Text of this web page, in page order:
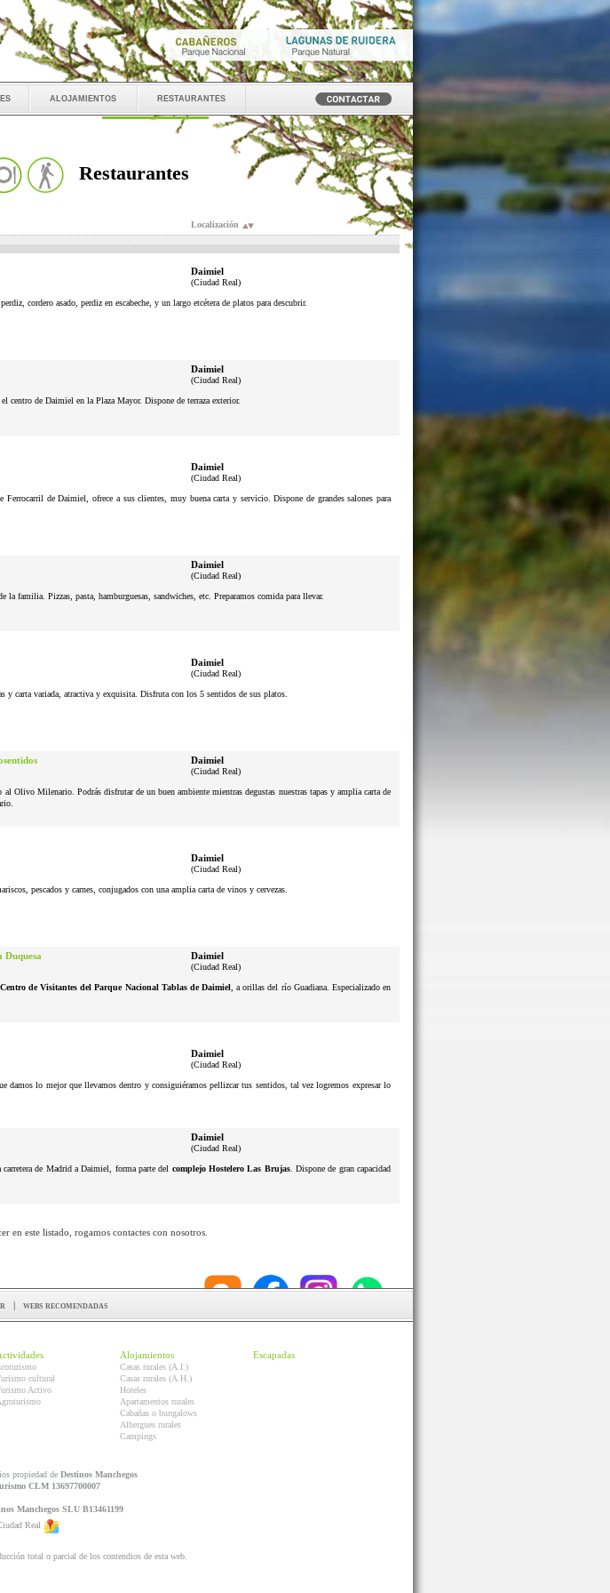
alojamientos restaurantes
Restaurantes
Localización
Daimiel
(Ciudad Real)
cordero asado, perdiz en escabeche, y un largo etcétera de platos para descubrir.
Daimiel
(Ciudad Real)
centro de Daimiel en la Plaza Mayor. Dispone de terraza exterior.
Daimiel
(Ciudad Real)
Ferrocarril de Daimiel, ofrece a sus clientes, muy buena carta y servicio. Dispone de grandes salones para
Daimiel
(Ciudad Real)
la familia. Pizzas, pasta, hamburguesas, sandwiches, etc. Preparamos comida para llevar.
Daimiel
(Ciudad Real)
y carta variada, atractiva y exquisita. Disfruta con los 5 sentidos de sus platos.
Daimiel
(Ciudad Real)
Olivo Milenario. Podrás disfrutar de un buen ambiente mientras degustas nuestras tapas y amplia carta de
Daimiel
(Ciudad Real)
pescados y carnes, conjugados con una amplia carta de vinos y cervezas.
Duquesa Daimiel
(Ciudad Real)
Centro de Visitantes del Parque Nacional Tablas de Daimiel, a orillas del río Guadiana. Especializado en
Daimiel
(Ciudad Real)
damos lo mejor que llevamos dentro y consiguiéramos pellizcar tus sentidos, tal vez logremos expresar lo
Daimiel
(Ciudad Real)
carretera de Madrid a Daimiel, forma parte del complejo Hostelero Las Brujas. Dispone de gran capacidad
en este listado, rogamos contactes con nosotros.
| webs recomendadas
cultural
Activo
Alojamientos
Casas rurales (A.I.)
Casas rurales (A.H.)
Hoteles
Apartamentos rurales
Cabañas o bungalows
Albergues rurales
Campings
Escapadas
propiedad de Destinos Manchegos
CLM 13697700007
Manchegos SLU B13461199
Real
total o parcial de los contendios de esta web.